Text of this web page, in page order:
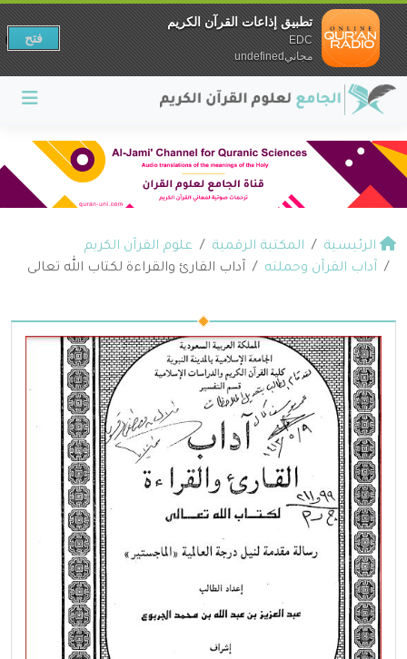
الرئيسية المكتبة الرقمية
علوم القرآن الكريم
آداب القرآن وحملته
آداب القارئ والقراءة لكتاب الله تعالى
تطبيق إذاعات القرآن الكريم
EDC
مجانيundefined
فتح